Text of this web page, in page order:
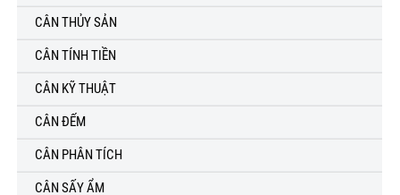
CÂN THỦY SẢN
CÂN TÍNH TIỀN
CÂN KỸ THUẬT
CÂN ĐẾM
CÂN PHÂN TÍCH
CÂN SẤY ẨM